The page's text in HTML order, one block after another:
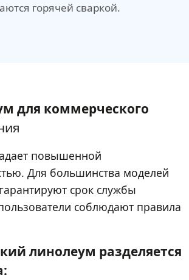
горячей сваркой.
для коммерческого
повышенной
Для большинства моделей
срок службы
соблюдают правила
линолеум разделяется